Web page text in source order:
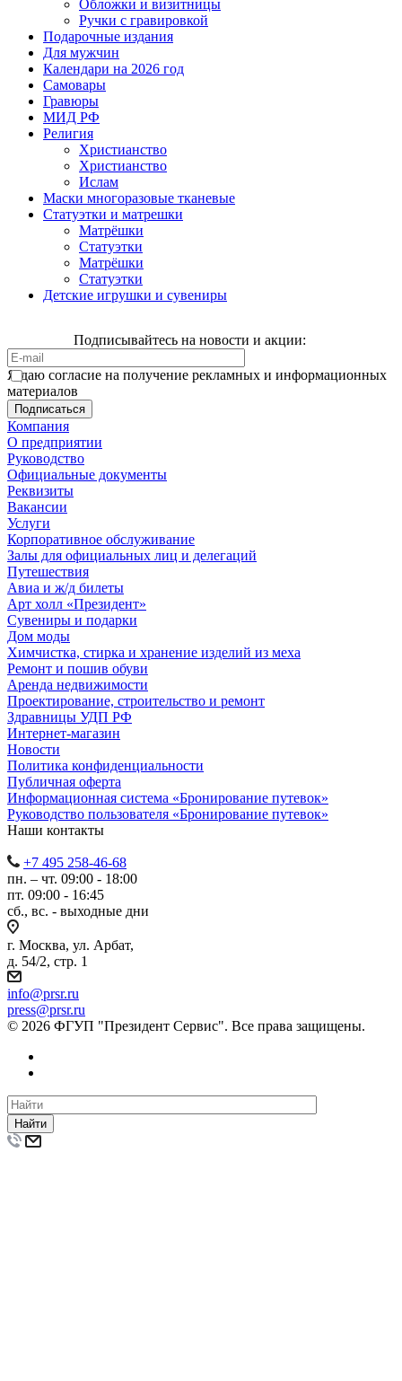
Обложки и визитницы
Ручки с гравировкой
Подарочные издания
Для мужчин
Календари на 2026 год
Самовары
Гравюры
МИД РФ
Религия
Христианство
Христианство
Ислам
Маски многоразовые тканевые
Статуэтки и матрешки
Матрёшки
Статуэтки
Матрёшки
Статуэтки
Детские игрушки и сувениры
Подписывайтесь на новости и акции:
Я даю согласие на получение рекламных и информационных
материалов
Компания
О предприятии
Руководство
Официальные документы
Реквизиты
Вакансии
Услуги
Корпоративное обслуживание
Залы для официальных лиц и делегаций
Путешествия
Авиа и ж/д билеты
Арт холл «Президент»
Сувениры и подарки
Дом моды
Химчистка, стирка и хранение изделий из меха
Ремонт и пошив обуви
Аренда недвижимости
Проектирование, строительство и ремонт
Здравницы УДП РФ
Интернет-магазин
Новости
Политика конфиденциальности
Публичная оферта
Информационная система «Бронирование путевок»
Руководство пользователя «Бронирование путевок»
Наши контакты
+7 495 258-46-68
пн. – чт. 09:00 - 18:00
пт. 09:00 - 16:45
сб., вс. - выходные дни
г. Москва, ул. Арбат,
д. 54/2, стр. 1
info@prsr.ru
press@prsr.ru
© 2026 ФГУП "Президент Сервис". Все права защищены.
Найти